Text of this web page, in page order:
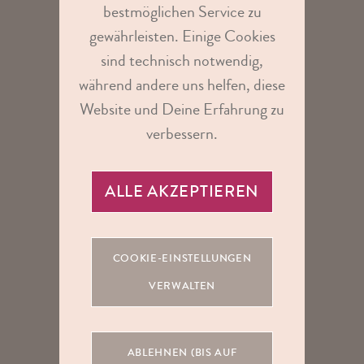
BEAUTY
4999
bestmöglichen Service zu
gewährleisten. Einige Cookies
sind technisch notwendig,
während andere uns helfen, diese
Website und Deine Erfahrung zu
verbessern.
ALLE AKZEPTIEREN
COOKIE-EINSTELLUNGEN
VERWALTEN
ABLEHNEN (BIS AUF